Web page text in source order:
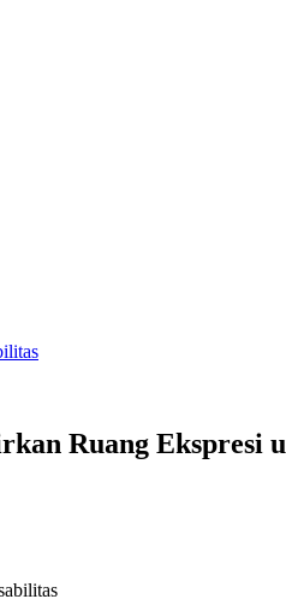
Ruang Ekspresi